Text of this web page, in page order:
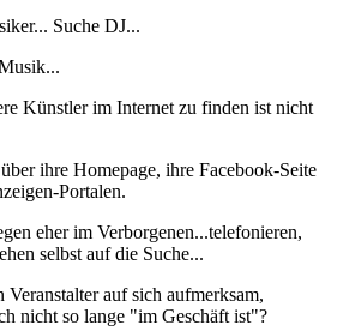
Suche DJ...
Künstler im Internet zu finden ist nicht
ihre Homepage, ihre Facebook-Seite
Portalen.
eher im Verborgenen...telefonieren,
selbst auf die Suche...
auf sich aufmerksam,
nicht so lange "im Geschäft ist"?